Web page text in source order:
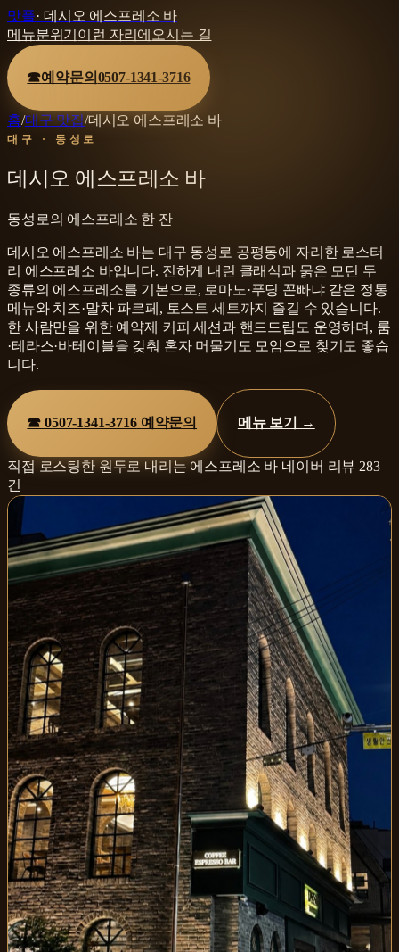
맛플· 데시오 에스프레소 바
메뉴분위기 이런 자리에 오시는 길
☎예약문의 0507-1341-3716
홈/대구 맛집/데시오 에스프레소 바
대구 · 동성로
데시오 에스프레소 바
동성로의 에스프레소 한 잔
데시오 에스프레소 바는 대구 동성로 공평동에 자리한 로스터
리 에스프레소 바입니다. 진하게 내린 클래식과 묽은 모던 두
종류의 에스프레소를 기본으로, 로마노·푸딩 꼰빠냐 같은 정통
메뉴와 치즈·말차 파르페, 토스트 세트까지 즐길 수 있습니다.
한 사람만을 위한 예약제 커피 세션과 핸드드립도 운영하며, 룸
·테라스·바테이블을 갖춰 혼자 머물기도 모임으로 찾기도 좋습
니다.
☎0507-1341-3716예약문의 메뉴 보기 →
직접 로스팅한 원두로 내리는 에스프레소 바 네이버 리뷰 283
건